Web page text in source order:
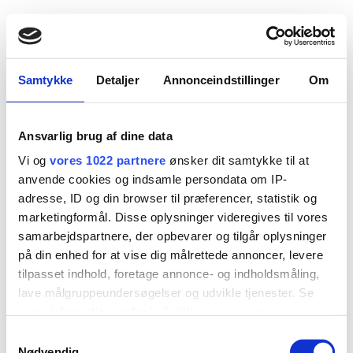
Samtykke Detaljer Annonceindstillinger Om
Ansvarlig brug af dine data
Vi og vores 1022 partnere ønsker dit samtykke til at
anvende cookies og indsamle persondata om IP-
adresse, ID og din browser til præferencer, statistik og
marketingformål. Disse oplysninger videregives til vores
samarbejdspartnere, der opbevarer og tilgår oplysninger
på din enhed for at vise dig målrettede annoncer, levere
tilpasset indhold, foretage annonce- og indholdsmåling,
lave målgruppeundersøgelser og udvikle tjenester. Se
tilbage eller ændre indstillinger fra vores